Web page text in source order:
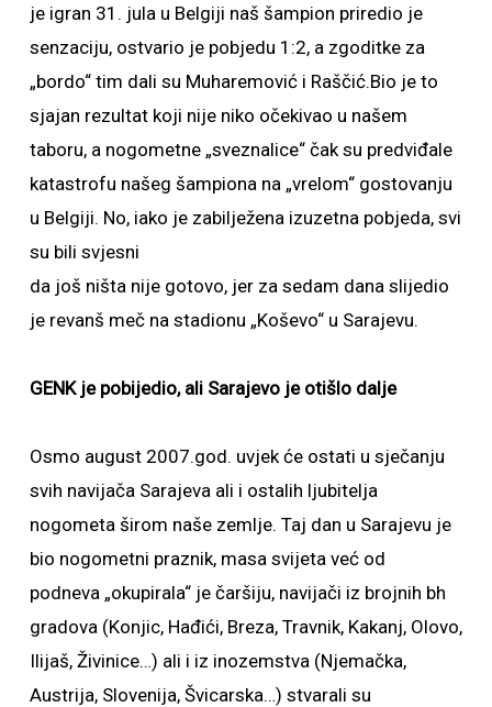
je igran 31. jula u Belgiji naš šampion priredio je
senzaciju, ostvario je pobjedu 1:2, a zgoditke za
„bordo“ tim dali su Muharemović i Raščić.Bio je to
sjajan rezultat koji nije niko očekivao u našem
taboru, a nogometne „sveznalice“ čak su predviđale
katastrofu našeg šampiona na „vrelom“ gostovanju
u Belgiji. No, iako je zabilježena izuzetna pobjeda, svi
su bili svjesni
da još ništa nije gotovo, jer za sedam dana slijedio
je revanš meč na stadionu „Koševo“ u Sarajevu.
GENK je pobijedio, ali Sarajevo je otišlo dalje
Osmo august 2007.god. uvjek će ostati u sječanju
svih navijača Sarajeva ali i ostalih ljubitelja
nogometa širom naše zemlje. Taj dan u Sarajevu je
bio nogometni praznik, masa svijeta već od
podneva „okupirala“ je čaršiju, navijači iz brojnih bh
gradova (Konjic, Hađići, Breza, Travnik, Kakanj, Olovo,
Ilijaš, Živinice…) ali i iz inozemstva (Njemačka,
Austrija, Slovenija, Švicarska…) stvarali su